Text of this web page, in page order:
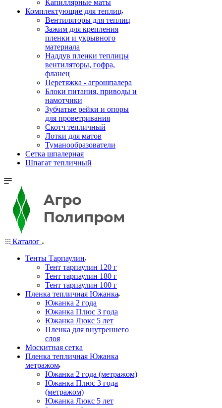
Капиллярные маты
Комплектующие для теплиц
Вентиляторы для теплиц
Зажим для крепления
пленки и укрывного
материала
Наддув пленки теплицы
вентиляторы, гофра,
фланец
Перетяжка - агрошпалера
Блоки питания, приводы и
намотчики
Зубчатые рейки и опоры
для проветривания
Скотч тепличный
Лотки для матов
Туманообразователи
Сетка шпалерная
Шпагат тепличный
Каталог
Тенты Тарпаулин
Тент тарпаулин 120 г
Тент тарпаулин 180 г
Тент тарпаулин 100 г
Пленка тепличная Южанка
Южанка 2 года
Южанка Плюс 3 года
Южанка Люкс 5 лет
Пленка для внутреннего
слоя
Москитная сетка
Пленка тепличная Южанка
метражом
Южанка 2 года (метражом)
Южанка Плюс 3 года
(метражом)
Южанка Люкс 5 лет